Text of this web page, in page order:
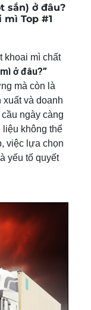
sắn) ở đâu?
Top #1
khoai mì chất
ở đâu?”
mà còn là
xuất và doanh
ngày càng
liệu không thể
việc lựa chọn
yếu tố quyết